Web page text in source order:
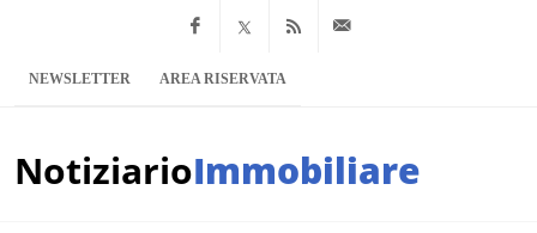
Facebook
x.com Feed RSS
NEWSLETTER AREA RISERVATA
NotiziarioImmobiliare